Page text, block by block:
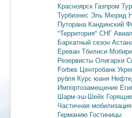
Красноярск Газпром
Турбизнес Эль Мюрид
Путорана Кандинский
"Территория" СНГ
Бархатный сезон
Ереван Тбилиси
Резервисты Олигархи
Forbes Центробанк
рубля Курс юаня
Импортозамещение
Шарм-эш-Шейх
Частичная мобилизация
Германию Гостиницы